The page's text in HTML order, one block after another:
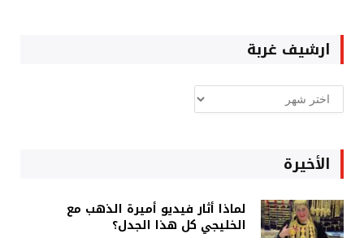
ارشيف غربة
ارشيف
غربة
الأخيرة
لماذا أثار فيديو أميرة الذهب مع
الخليجي كل هذا الجدل؟